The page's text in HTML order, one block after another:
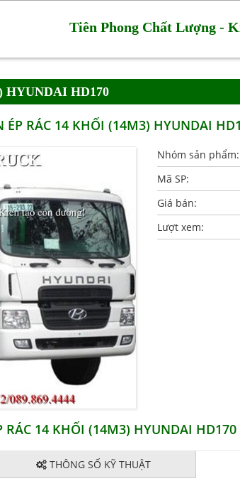
Tiên Phong Chất Lượng -
HYUNDAI HD170
ÉP RÁC 14 KHỐI (14M3) HYUNDAI
Nhóm sản phẩm:
Mã SP:
Giá bán:
Lượt xem:
RÁC 14 KHỐI (14M3) HYUNDAI HD170
THÔNG SỐ KỸ THUẬT